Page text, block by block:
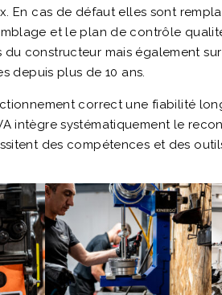
En cas de défaut elles sont
et le plan de contrôle
du constructeur mais également
depuis plus de 10 ans.
correct une fiabilité
intègre systématiquement le
des compétences et des